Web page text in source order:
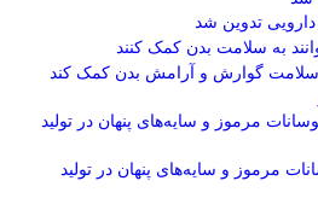
مرموز و سایه‌های پنهان در تولید